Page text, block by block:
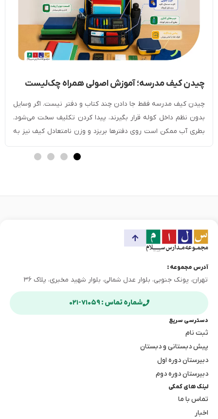
چیدن کیف مدرسه؛ آموزش اصولی همراه چک‌لیست
وسایل
چیدن کیف مدرسه فقط جا دادن چند کتاب و دفتر نیست. اگر وسایل
بدون نظم داخل کوله قرار بگیرند، پیدا کردن تکلیف سخت می‌شود.
بطری آب ممکن است روی دفترها بریزد و وزن نامتعادل کیف نیز به
شانه و کمر دانش‌آموز فشار می‌آورد. در این مطب از مجموعه
آموزش‌های وبسایت مدرسه سلام با چیدمان اصولی […]
آدرس مجموعه :
تهران، پونک جنوبی، بلوار عدل شمالی، بلوار شهید مخبری، پلاک ۳۶
شماره تماس : ۷۱۰۵۹-۰۲۱
دسترسی سریع
ثبت نام
پیش دبستانی و دبستان
دبیرستان دوره اول
دبیرستان دوره دوم
لینک های کمکی
تماس با ما
اخبار